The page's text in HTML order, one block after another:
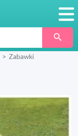
> Zabawki